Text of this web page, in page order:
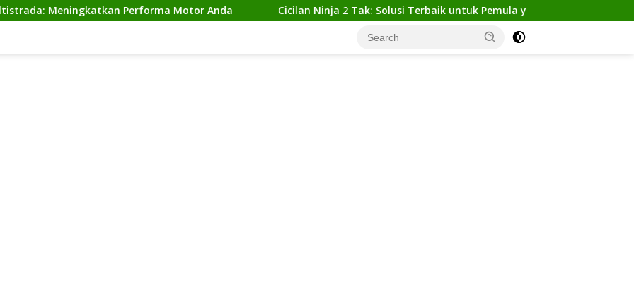
Performa Motor Anda Cicilan Ninja 2 Tak: Solusi Terbaik untuk Pemula yang Ingin Tampil Gagah